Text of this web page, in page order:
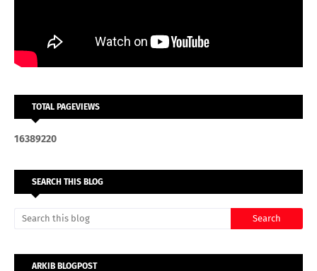
TOTAL PAGEVIEWS
16389220
SEARCH THIS BLOG
ARKIB BLOGPOST